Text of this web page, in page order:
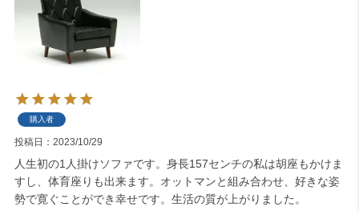
購入者
投稿日 2023/10/29
人生初の1人掛けソファです。身長157センチの私は胡座もかけま
すし、体育座りも出来ます。オットマンと組み合わせ、好きな姿
勢で寛ぐことができ幸せです。生活の質が上がりました。